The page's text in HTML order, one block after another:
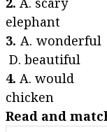
elephant
3. A.
D. beautiful
4. A.
chicken
Read and